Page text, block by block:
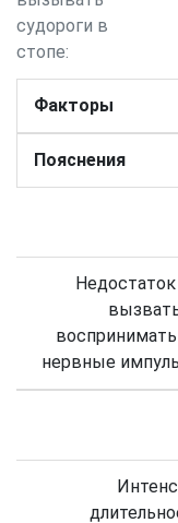
судороги в
стопе:
Факторы
Пояснения
нервные